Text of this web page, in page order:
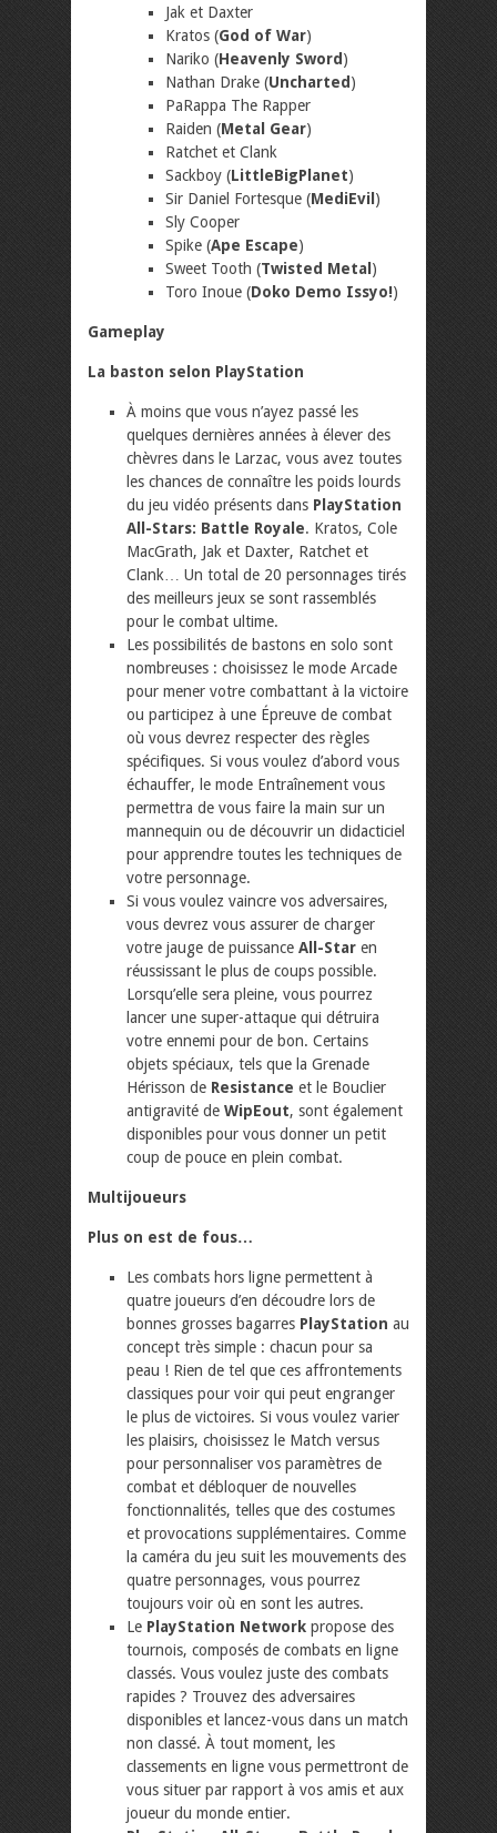
Jak et Daxter
Kratos (God of War)
Nariko (Heavenly Sword )
Nathan Drake (Uncharted )
PaRappa The Rapper
Raiden (Metal Gear)
Ratchet et Clank
Sackboy (LittleBigPlanet)
Sir Daniel Fortesque (MediEvil )
Sly Cooper
Spike (Ape Escape)
Sweet Tooth (Twisted Metal )
Toro Inoue (Doko Demo Issyo!)
Gameplay
La baston selon PlayStation
À moins que vous n’ayez passé les
quelques dernières années à élever des
chèvres dans le Larzac, vous avez toutes
les chances de connaître les poids lourds
du jeu vidéo présents dans PlayStation
All-Stars: Battle Royale. Kratos, Cole
MacGrath, Jak et Daxter, Ratchet et
Clank… Un total de 20 personnages tirés
des meilleurs jeux se sont rassemblés
pour le combat ultime.
Les possibilités de bastons en solo sont
nombreuses : choisissez le mode Arcade
pour mener votre combattant à la victoire
ou participez à une Épreuve de combat
où vous devrez respecter des règles
spécifiques. Si vous voulez d’abord vous
échauffer, le mode Entraînement vous
permettra de vous faire la main sur un
mannequin ou de découvrir un didacticiel
pour apprendre toutes les techniques de
votre personnage.
Si vous voulez vaincre vos adversaires,
vous devrez vous assurer de charger
votre jauge de puissance All-Star en
réussissant le plus de coups possible.
Lorsqu’elle sera pleine, vous pourrez
lancer une super-attaque qui détruira
votre ennemi pour de bon. Certains
objets spéciaux, tels que la Grenade
Hérisson de Resistance et le Bouclier
antigravité de WipEout, sont également
disponibles pour vous donner un petit
coup de pouce en plein combat.
Multijoueurs
Plus on est de fous…
Les combats hors ligne permettent à
quatre joueurs d’en découdre lors de
bonnes grosses bagarres PlayStation au
concept très simple : chacun pour sa
peau ! Rien de tel que ces affrontements
classiques pour voir qui peut engranger
le plus de victoires. Si vous voulez varier
les plaisirs, choisissez le Match versus
pour personnaliser vos paramètres de
combat et débloquer de nouvelles
fonctionnalités, telles que des costumes
et provocations supplémentaires. Comme
la caméra du jeu suit les mouvements des
quatre personnages, vous pourrez
toujours voir où en sont les autres.
Le PlayStation Network propose des
tournois, composés de combats en ligne
classés. Vous voulez juste des combats
rapides ? Trouvez des adversaires
disponibles et lancez-vous dans un match
non classé. À tout moment, les
classements en ligne vous permettront de
vous situer par rapport à vos amis et aux
joueur du monde entier.